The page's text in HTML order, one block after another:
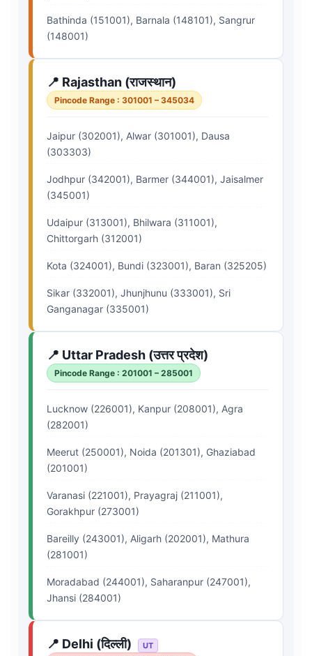
Bathinda (151001), Barnala (148101), Sangrur
(148001)
📍 Rajasthan (राजस्थान)
Pincode Range : 301001 – 345034
Jaipur (302001), Alwar (301001), Dausa
(303303)
Jodhpur (342001), Barmer (344001), Jaisalmer
(345001)
Udaipur (313001), Bhilwara (311001),
Chittorgarh (312001)
Kota (324001), Bundi (323001), Baran (325205)
Sikar (332001), Jhunjhunu (333001), Sri
Ganganagar (335001)
📍 Uttar Pradesh (उत्तर प्रदेश)
Pincode Range : 201001 – 285001
Lucknow (226001), Kanpur (208001), Agra
(282001)
Meerut (250001), Noida (201301), Ghaziabad
(201001)
Varanasi (221001), Prayagraj (211001),
Gorakhpur (273001)
Bareilly (243001), Aligarh (202001), Mathura
(281001)
Moradabad (244001), Saharanpur (247001),
Jhansi (284001)
📍 Delhi (दिल्ली) UT